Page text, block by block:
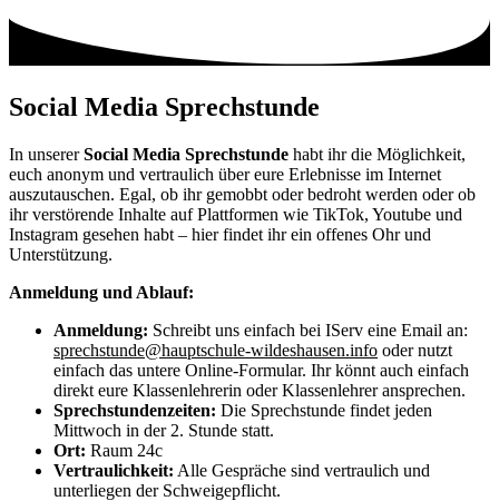
Social Media Sprechstunde
In unsererSocial Media Sprechstunde habt ihr die Möglichkeit,
euch anonym und vertraulich über eure Erlebnisse im Internet
auszutauschen. Egal, ob ihr gemobbt oder bedroht werden oder ob
ihr verstörende Inhalte auf Plattformen wie TikTok, Youtube und
Instagram gesehen habt – hier findet ihr ein offenes Ohr und
Unterstützung.
Anmeldung und Ablauf:
Anmeldung: Schreibt uns einfach bei IServ eine Email an:
sprechstunde@hauptschule-wildeshausen.info oder nutzt
einfach das untere Online-Formular. Ihr könnt auch einfach
direkt eure Klassenlehrerin oder Klassenlehrer ansprechen.
Sprechstundenzeiten: Die Sprechstunde findet jeden
Mittwoch in der 2. Stunde statt.
Ort: Raum 24c
Vertraulichkeit: Alle Gespräche sind vertraulich und
unterliegen der Schweigepflicht.